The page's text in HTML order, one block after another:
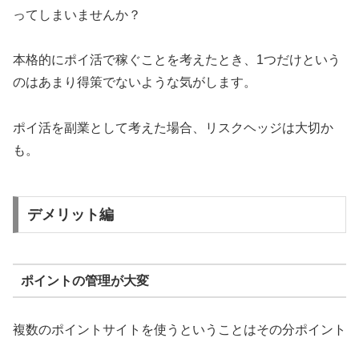
ってしまいませんか？
本格的にポイ活で稼ぐことを考えたとき、1つだけという
のはあまり得策でないような気がします。
ポイ活を副業として考えた場合、リスクヘッジは大切か
も。
デメリット編
ポイントの管理が大変
複数のポイントサイトを使うということはその分ポイント